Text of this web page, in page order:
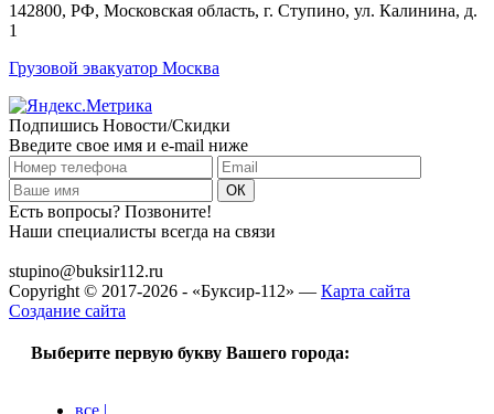
142800, РФ, Московская область, г. Ступино, ул. Калинина, д.
1
Грузовой эвакуатор Москва
Подпишись Новости/Скидки
Введите свое имя и e-mail ниже
Есть вопросы? Позвоните!
Наши специалисты всегда на связи
stupino@buksir112.ru
Copyright © 2017-2026 - «Буксир-112» — Карта сайта
Создание сайта
Выберите первую букву Вашего города: